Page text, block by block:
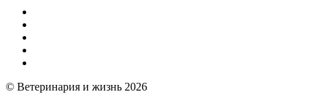
© Ветеринария и жизнь 2026